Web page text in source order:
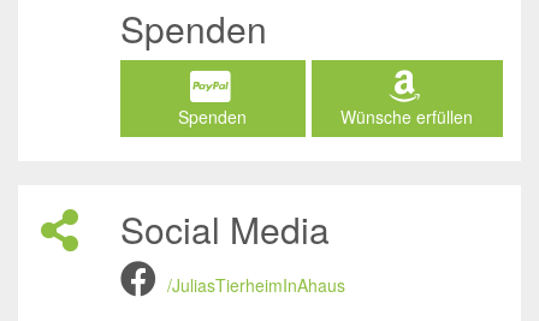
Spenden
Spenden Wünsche erfüllen
Social Media
/JuliasTierheimInAhaus